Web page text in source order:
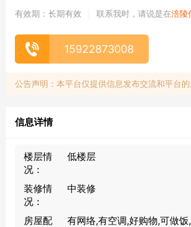
有效期：长期有效 联系我时，请说是在涪陵
15922873008
公告声明：本平台仅提供信息发布交流和平台
信息详情
楼层情
况：
低楼层
装修情
况：
中装修
房屋配
有网络,有空调,好购物,可做